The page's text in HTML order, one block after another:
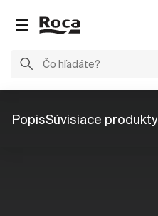
PopisSúvisiace produkty